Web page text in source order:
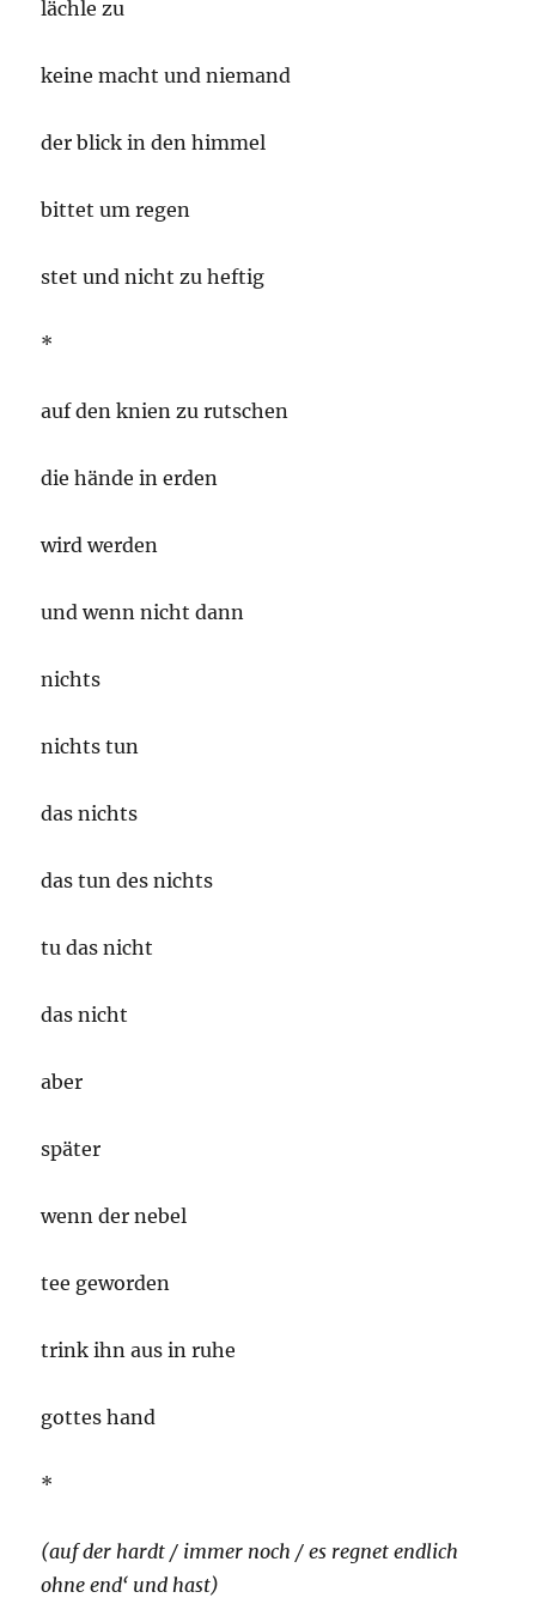
lächle zu
keine macht und niemand
der blick in den himmel
bittet um regen
stet und nicht zu heftig
*
auf den knien zu rutschen
die hände in erden
wird werden
und wenn nicht dann
nichts
nichts tun
das nichts
das tun des nichts
tu das nicht
das nicht
aber
später
wenn der nebel
tee geworden
trink ihn aus in ruhe
gottes hand
*
(auf der hardt / immer noch / es regnet endlich
ohne end‘ und hast)